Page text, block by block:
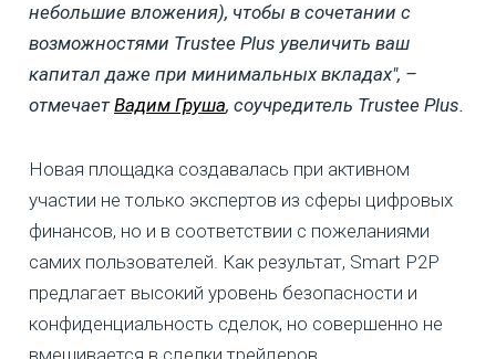
небольшие вложения), чтобы в сочетании с
возможностями Trustee Plus увеличить ваш
капитал даже при минимальных вкладах", –
отмечает Вадим Груша, соучредитель Trustee Plus.
Новая площадка создавалась при активном
участии не только экспертов из сферы цифровых
финансов, но и в соответствии с пожеланиями
самих пользователей. Как результат, Smart P2P
предлагает высокий уровень безопасности и
конфиденциальность сделок, но совершенно не